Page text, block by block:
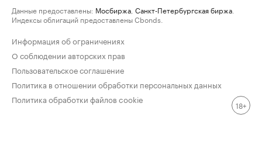
Данные предоставлены: Мосбиржа Санкт-Петербургская биржа
Индексы облигаций предоставлены Cbonds.
Информация об ограничениях
О соблюдении авторских прав
Пользовательское соглашение
Политика в отношении обработки персональных данных
Политика обработки файлов cookie
18+